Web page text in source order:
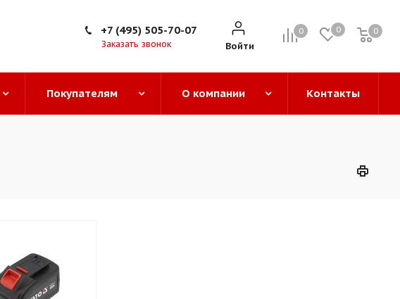
0 0 0
0
Войти
+7 (495) 505-70-07
Заказать звонок
Покупателям О компании Контакты